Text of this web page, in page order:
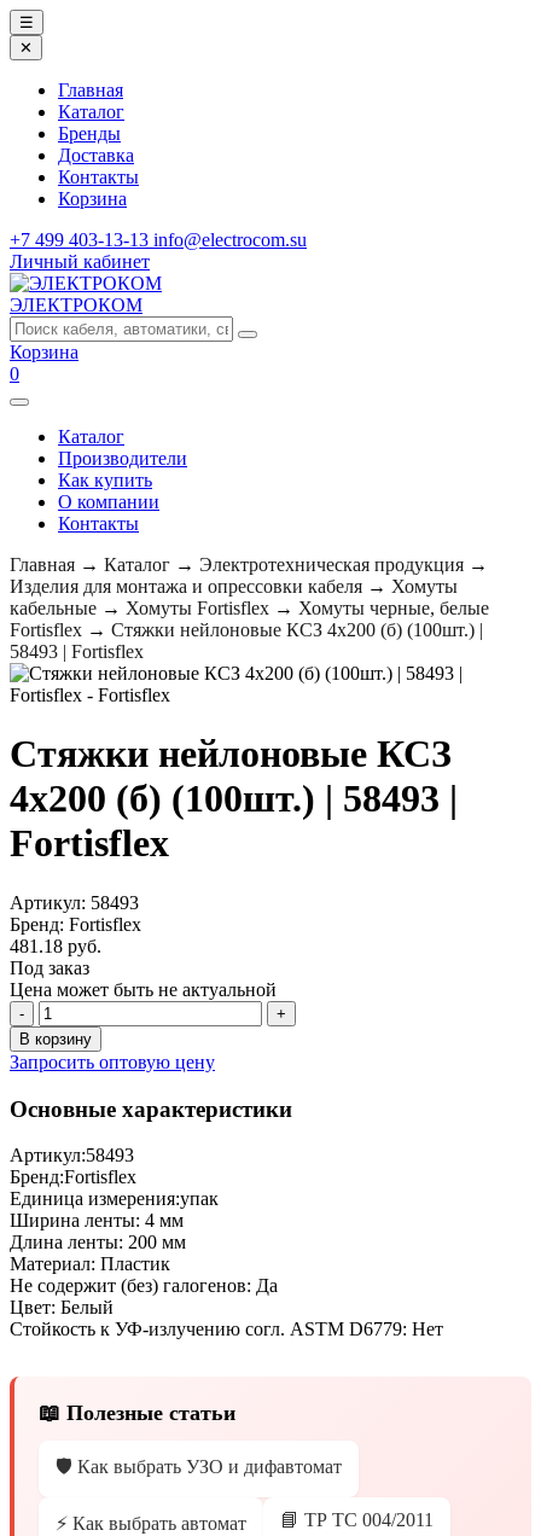
☰
✕
Главная
Каталог
Бренды
Доставка
Контакты
Корзина
+7 499 403-13-13 info@electrocom.su
Личный кабинет
ЭЛЕКТРОКОМ
Корзина
0
Каталог
Производители
Как купить
О компании
Контакты
Главная → Каталог → Электротехническая продукция →
Изделия для монтажа и опрессовки кабеля → Хомуты
кабельные → Хомуты Fortisflex → Хомуты черные, белые
Fortisflex → Стяжки нейлоновые КСЗ 4х200 (б) (100шт.) |
58493 | Fortisflex
Стяжки нейлоновые КСЗ
4х200 (б) (100шт.) | 58493 |
Fortisflex
Артикул: 58493
Бренд: Fortisflex
481.18 руб.
Под заказ
Цена может быть не актуальной
-
+
В корзину
Запросить оптовую цену
Основные характеристики
Артикул:58493
Бренд:Fortisflex
Единица измерения:упак
Ширина ленты: 4 мм
Длина ленты: 200 мм
Материал: Пластик
Не содержит (без) галогенов: Да
Цвет: Белый
Стойкость к УФ-излучению согл. ASTM D6779: Нет
📖 Полезные статьи
🛡️ Как выбрать УЗО и дифавтомат
⚡ Как выбрать автомат 📘 ТР ТС 004/2011